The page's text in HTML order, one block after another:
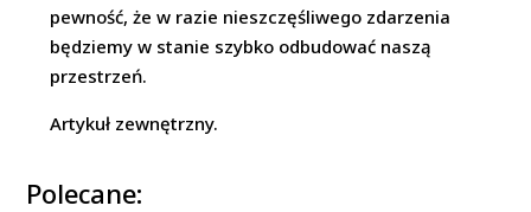
pewność, że w razie nieszczęśliwego zdarzenia
będziemy w stanie szybko odbudować naszą
przestrzeń.
Artykuł zewnętrzny.
Polecane: